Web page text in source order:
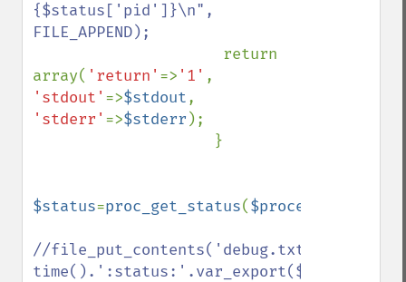
{$status['pid']}\n",
FILE_APPEND);
return
array( 'return' => '1'
'stdout' =>$stdout
'stderr' =>$stderr );
$status=proc_get_status($process
//file_put_contents('debug.txt',
time().':status:'.var_export($status,